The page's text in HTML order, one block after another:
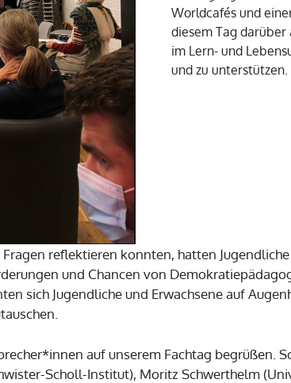
Worldcafés und
diesem Tag darüber
im Lern- und
und zu unterstützen.
reflektieren konnten, hatten
und Chancen von
sich Jugendliche und Erwachsene auf
auf unserem Fachtag begrüßen.
Scholl-Institut), Moritz Schwerthelm